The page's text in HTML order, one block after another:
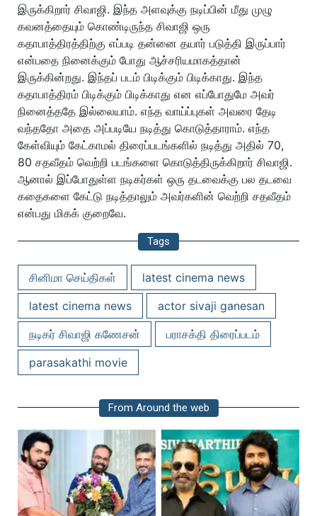
இருக்கிறார் சிவாஜி. இந்த அளவுக்கு நடிப்பின் மீது முழு
கவனத்தையும் கொண்டிருந்த சிவாஜி ஒரு
கதாபாத்திரத்திற்கு எப்படி தன்னை தயார் படுத்தி இருப்பார்
என்பதை நினைக்கும் போது ஆச்சரியமாகத்தான்
இருக்கின்றது. இந்தப் படம் பிடிக்கும் பிடிக்காது. இந்த
கதாபாத்திரம் பிடிக்கும் பிடிக்காது என எப்போதுமே அவர்
நினைத்ததே இல்லையாம். எந்த வாய்ப்புகள் அவரை தேடி
வந்ததோ அதை அப்படியே நடித்து கொடுத்தாராம். எந்த
கேள்வியும் கேட்காமல் திரைப்படங்களில் நடித்து அதில் 70,
80 சதவீதம் வெற்றி படங்களை கொடுத்திருக்கிறார் சிவாஜி.
ஆனால் இப்போதுள்ள நடிகர்கள் ஒரு தடவைக்கு பல தடவை
கதைகளை கேட்டு நடித்தாலும் அவர்களின் வெற்றி சதவீதம்
என்பது மிகக் குறைவே.
Tags
சினிமா செய்திகள்
latest cinema news
latest cinema news
actor sivaji ganesan
நடிகர் சிவாஜி கணேசன்
பராசக்தி திரைப்படம்
parasakathi movie
From Around the web